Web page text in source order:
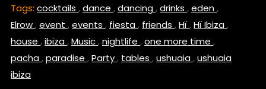
Tags: cocktails ,dance ,dancing,drinks ,eden,
Elrow,event ,events , fiesta, friends ,Hï,Hï Ibiza,
house ,ibiza,Music,nightlife ,one more time ,
pacha,paradise ,Party, tables ,ushuaia,ushuaia
ibiza